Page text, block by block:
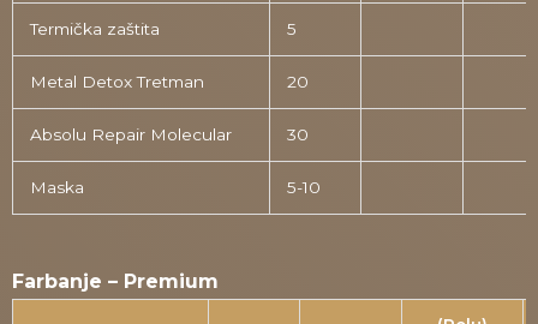
Termička zaštita 5
Metal Detox Tretman 20
Absolu Repair Molecular 30
Maska 5-10
Farbanje – Premium